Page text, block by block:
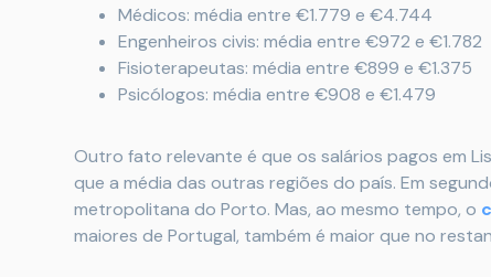
Médicos: média entre €1.779 e €4.744
Engenheiros civis: média entre €972 e €1.782
Fisioterapeutas: média entre €899 e €1.375
Psicólogos: média entre €908 e €1.479
Outro fato relevante é que os salários pagos em
que a média das outras regiões do país. Em
metropolitana do Porto. Mas, ao mesmo tempo, o
maiores de Portugal, também é maior que no